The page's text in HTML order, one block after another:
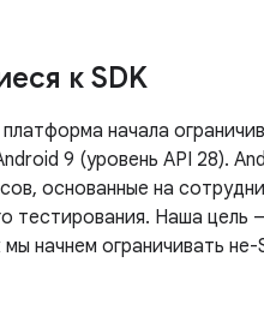
к SDK
начала
9 (уровень API 28).
основанные на
тестирования. Наша цель
начнем ограничивать не-